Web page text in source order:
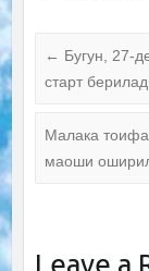
← Бугун, 27-
старт
Малака
маоши
Leave a